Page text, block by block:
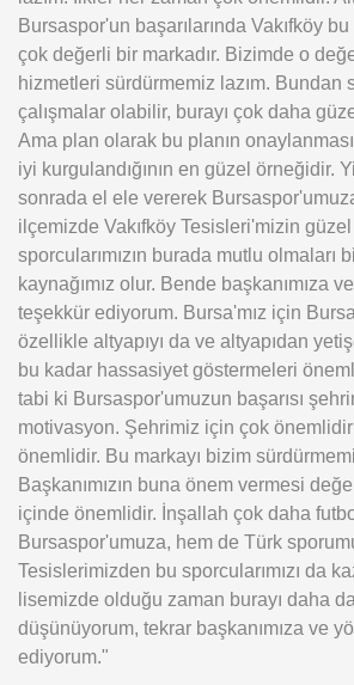
Bursaspor'un başarılarında Vakıfköy
çok değerli bir markadır. Bizimde o
hizmetleri sürdürmemiz lazım. Bundan
çalışmalar olabilir, burayı çok daha
Ama plan olarak bu planın
iyi kurgulandığının en güzel örneğidir.
sonrada el ele vererek
ilçemizde Vakıfköy Tesisleri'mizin güzel
sporcularımızın burada mutlu olmaları
kaynağımız olur. Bende başkanımıza
teşekkür ediyorum. Bursa'mız için
özellikle altyapıyı da ve altyapıdan
bu kadar hassasiyet göstermeleri
tabi ki Bursaspor'umuzun başarısı
motivasyon. Şehrimiz için çok önemlidir
önemlidir. Bu markayı bizim
Başkanımızın buna önem vermesi
içinde önemlidir. İnşallah çok daha
Bursaspor'umuza, hem de Türk
Tesislerimizden bu sporcularımızı da
lisemizde olduğu zaman burayı daha da
düşünüyorum, tekrar başkanımıza ve
ediyorum."